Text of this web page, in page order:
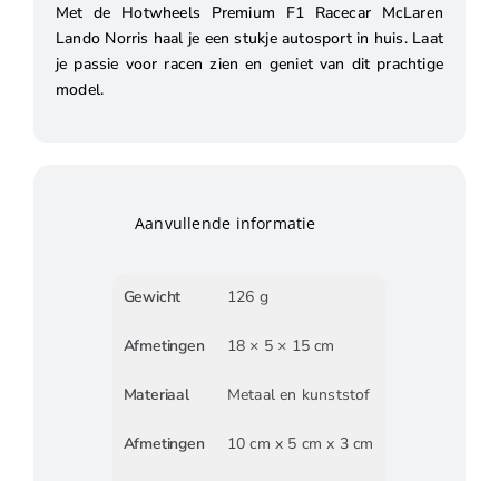
Met de Hotwheels Premium F1 Racecar McLaren
Lando Norris haal je een stukje autosport in huis. Laat
je passie voor racen zien en geniet van dit prachtige
model.
Aanvullende informatie
Gewicht 126 g
Afmetingen 18 × 5 × 15 cm
Materiaal Metaal en kunststof
Afmetingen 10 cm x 5 cm x 3 cm